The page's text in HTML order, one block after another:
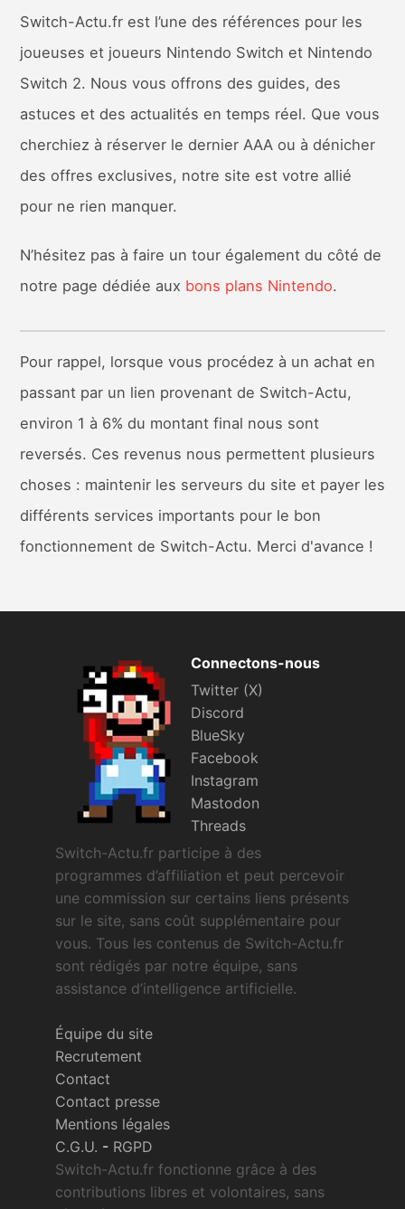
Switch-Actu.fr est l’une des références pour les
joueuses et joueurs Nintendo Switch et Nintendo
Switch 2. Nous vous offrons des guides, des
astuces et des actualités en temps réel. Que vous
cherchiez à réserver le dernier AAA ou à dénicher
des offres exclusives, notre site est votre allié
pour ne rien manquer.
N’hésitez pas à faire un tour également du côté de
notre page dédiée aux bons plans Nintendo.
Pour rappel, lorsque vous procédez à un achat en
passant par un lien provenant de Switch-Actu,
environ 1 à 6% du montant final nous sont
reversés. Ces revenus nous permettent plusieurs
choses : maintenir les serveurs du site et payer les
différents services importants pour le bon
fonctionnement de Switch-Actu. Merci d'avance !
Connectons-nous
Twitter (X)
Discord
BlueSky
Facebook
Instagram
Mastodon
Threads
Switch-Actu.fr participe à des
programmes d’affiliation et peut percevoir
une commission sur certains liens présents
sur le site, sans coût supplémentaire pour
vous. Tous les contenus de Switch-Actu.fr
sont rédigés par notre équipe, sans
assistance d’intelligence artificielle.
Équipe du site
Recrutement
Contact
Contact presse
Mentions légales
C.G.U. - RGPD
Switch-Actu.fr fonctionne grâce à des
contributions libres et volontaires, sans